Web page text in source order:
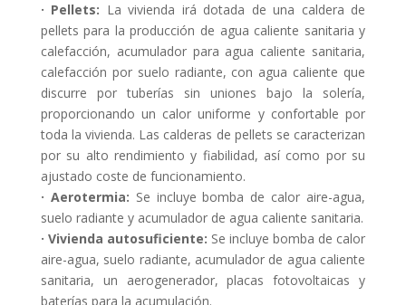
· Pellets: La vivienda irá dotada de una caldera de
pellets para la producción de agua caliente sanitaria y
calefacción, acumulador para agua caliente sanitaria,
calefacción por suelo radiante, con agua caliente que
discurre por tuberías sin uniones bajo la solería,
proporcionando un calor uniforme y confortable por
toda la vivienda. Las calderas de pellets se caracterizan
por su alto rendimiento y fiabilidad, así como por su
ajustado coste de funcionamiento.
· Aerotermia: Se incluye bomba de calor aire-agua,
suelo radiante y acumulador de agua caliente sanitaria.
· Vivienda autosuficiente: Se incluye bomba de calor
aire-agua, suelo radiante, acumulador de agua caliente
sanitaria, un aerogenerador, placas fotovoltaicas y
baterías para la acumulación.